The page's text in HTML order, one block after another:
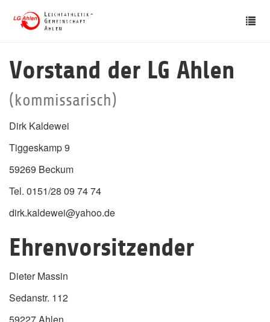
Vorstand der LG Ahlen
(kommissarisch)
Dirk Kaldewei
Tiggeskamp 9
59269 Beckum
Tel. 0151/28 09 74 74
dirk.kaldewei@yahoo.de
Ehrenvorsitzender
Dieter Massin
Sedanstr. 112